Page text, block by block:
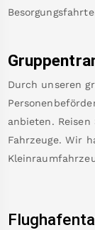
Durch unseren
anbieten.
Fahrzeuge. Wir